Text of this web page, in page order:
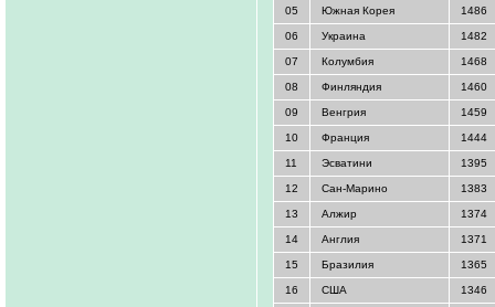
05 Южная Корея 1486
06 Украина 1482
07 Колумбия 1468
08 Финляндия 1460
09 Венгрия 1459
10 Франция 1444
11 Эсватини 1395
12 Сан-Марино 1383
13 Алжир 1374
14 Англия 1371
15 Бразилия 1365
16 США 1346